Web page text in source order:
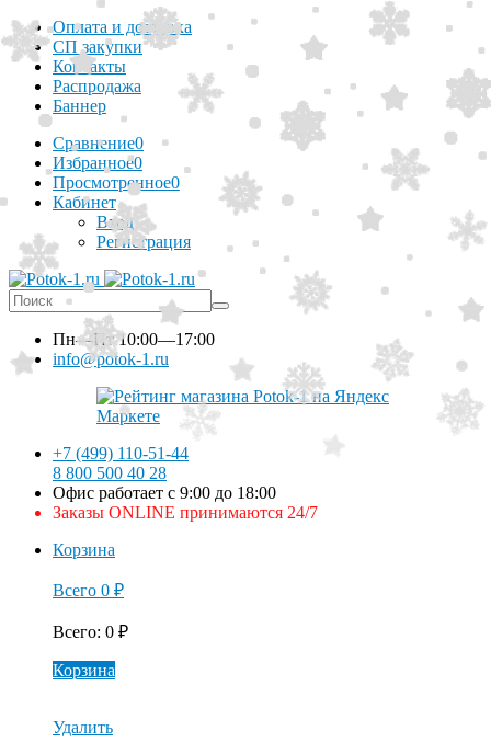
Оплата и доставка
СП закупки
Контакты
Распродажа
Баннер
Сравнение0
Избранное0
Просмотренное0
Кабинет
Вход
Регистрация
Пн—Пт10:00—17:00
info@potok-1.ru
+7 (499) 110-51-44
8 800 500 40 28
Офис работает с 9:00 до 18:00
Заказы ONLINE принимаются 24/7
Корзина
Всего 0 ₽
Всего: 0 ₽
Корзина
Удалить